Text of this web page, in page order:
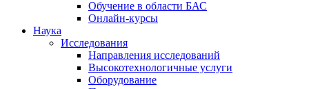
Обучение в области БАС
Онлайн-курсы
Наука
Исследования
Направления исследований
Высокотехнологичные услуги
Оборудование